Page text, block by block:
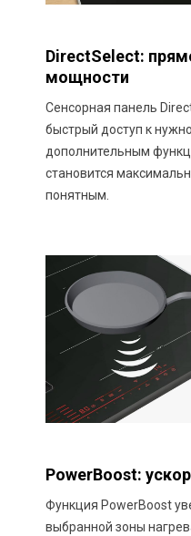
DirectSelect:
мощности
Сенсорная панель
быстрый доступ к
дополнительным
становится
понятным.
PowerBoost:
Функция PowerBoost
выбранной зоны